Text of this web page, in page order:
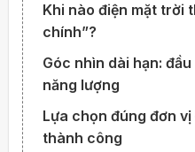
Khi nào điện mặt trời
chính”?
Góc nhìn dài hạn:
năng lượng
Lựa chọn đúng đơn
thành công